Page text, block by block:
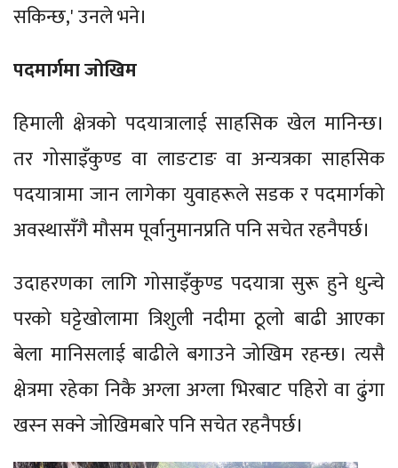
सकिन्छ,' उनले भने।
पदमार्गमा जोखिम
हिमाली क्षेत्रको पदयात्रालाई साहसिक खेल मानिन्छ।
तर गोसाइँकुण्ड वा लाङटाङ वा अन्यत्रका साहसिक
पदयात्रामा जान लागेका युवाहरूले सडक र पदमार्गको
अवस्थासँगै मौसम पूर्वानुमानप्रति पनि सचेत रहनैपर्छ।
उदाहरणका लागि गोसाइँकुण्ड पदयात्रा सुरू हुने धुन्चे
परको घट्टेखोलामा त्रिशुली नदीमा ठूलो बाढी आएका
बेला मानिसलाई बाढीले बगाउने जोखिम रहन्छ। त्यसै
क्षेत्रमा रहेका निकै अग्ला अग्ला भिरबाट पहिरो वा ढुंगा
खस्न सक्ने जोखिमबारे पनि सचेत रहनैपर्छ।